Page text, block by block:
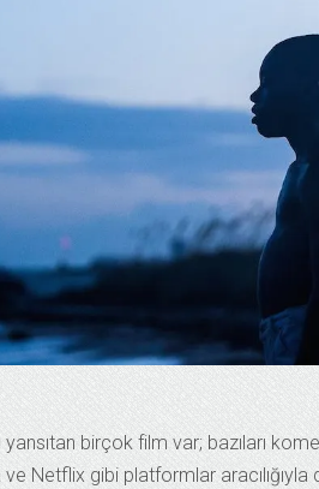
yansıtan birçok film var; bazıları
Netflix gibi platformlar aracılığıyla